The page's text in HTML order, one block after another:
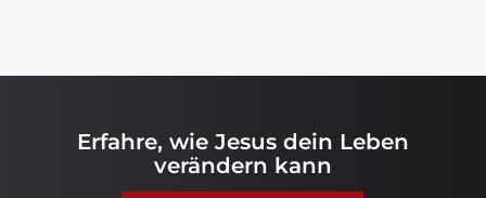
Erfahre, wie Jesus dein Leben
verändern kann